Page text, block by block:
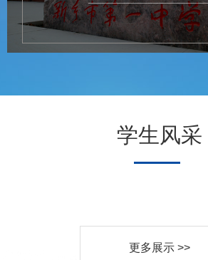
学生风采
更多展示 >>